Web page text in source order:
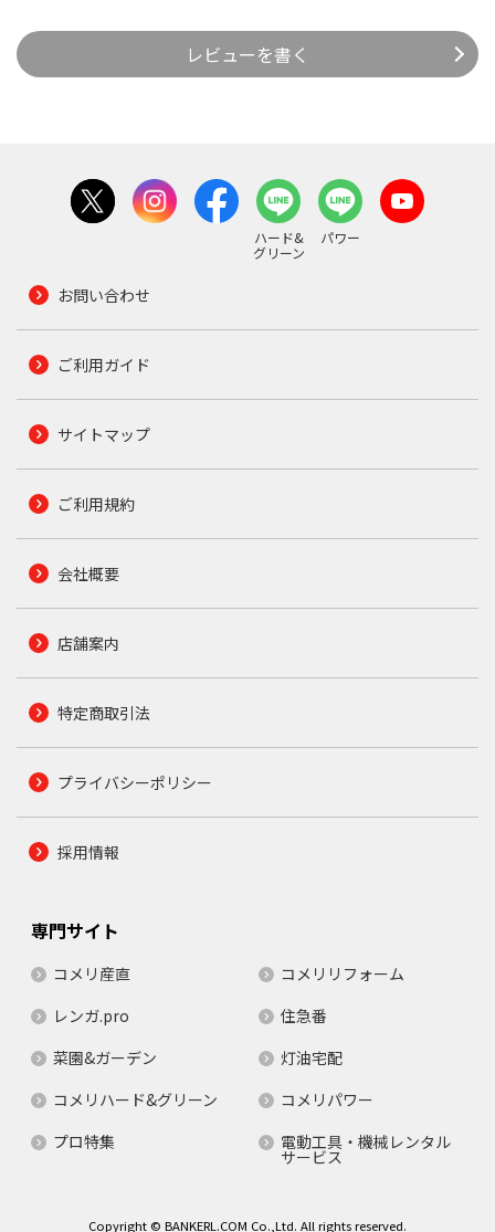
レビューを書く
ハード&
グリーン
パワー
お問い合わせ
ご利用ガイド
サイトマップ
ご利用規約
会社概要
店舗案内
特定商取引法
プライバシーポリシー
採用情報
専門サイト
コメリ産直
コメリリフォーム
レンガ.pro
住急番
菜園&ガーデン
灯油宅配
コメリハード&グリーン
コメリパワー
プロ特集
電動工具・機械レンタル
サービス
Copyright © BANKERL.COM Co.,Ltd. All rights reserved.